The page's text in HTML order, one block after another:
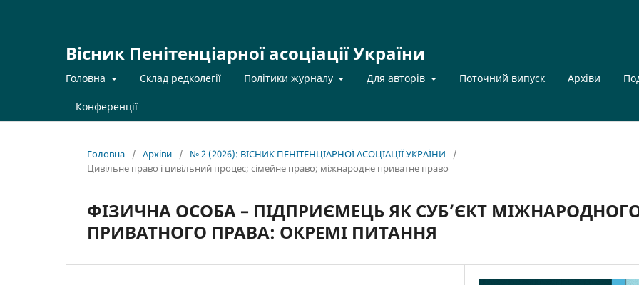
Вісник Пенітенціарної асоціації України
Головна Склад редколегії Політики журналу Для авторів Поточний випуск Архіви
Конференції
Головна / Архіви / № 2 (2026): ВІСНИК ПЕНІТЕНЦІАРНОЇ АСОЦІАЦІЇ УКРАЇНИ
/
Цивільне право і цивільний процес; cімейне право; міжнародне приватне право
ФІЗИЧНА ОСОБА – ПІДПРИЄМЕЦЬ ЯК СУБ’ЄКТ
ПРИВАТНОГО ПРАВА: ОКРЕМІ ПИТАННЯ